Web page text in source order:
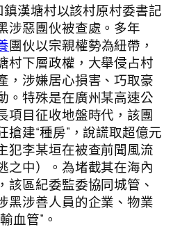
鎮漢塘村以該村原村委書記
涉惡團伙被查處。多年
團伙以宗親權勢為紐帶，
村下層政權，大舉侵占村
，涉嫌居心損害、巧取豪
。特殊是在廣州某高速公
項目征收地盤時代，該團
搶建“種房”，說謊取超億元
犯李某垣在被查前聞風流
之中）。為堵截其在海內
該區紀委監委協同城管、
黑涉善人員的企業、物業
血管”。